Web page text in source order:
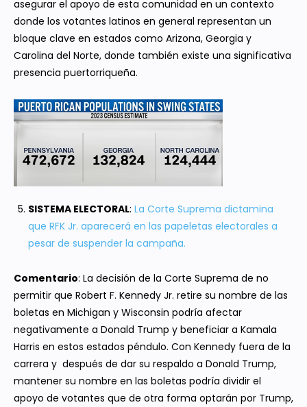
asegurar el apoyo de esta comunidad en un contexto
donde los votantes latinos en general representan un
bloque clave en estados como Arizona, Georgia y
Carolina del Norte, donde también existe una significativa
presencia puertorriqueña.
SISTEMA ELECTORAL: La Corte Suprema dictamina
que RFK Jr. aparecerá en las papeletas electorales a
pesar de suspender la campaña.
Comentario: La decisión de la Corte Suprema de no
permitir que Robert F. Kennedy Jr. retire su nombre de las
boletas en Michigan y Wisconsin podría afectar
negativamente a Donald Trump y beneficiar a Kamala
Harris en estos estados péndulo. Con Kennedy fuera de la
carrera y después de dar su respaldo a Donald Trump,
mantener su nombre en las boletas podría dividir el
apoyo de votantes que de otra forma optarán por Trump,